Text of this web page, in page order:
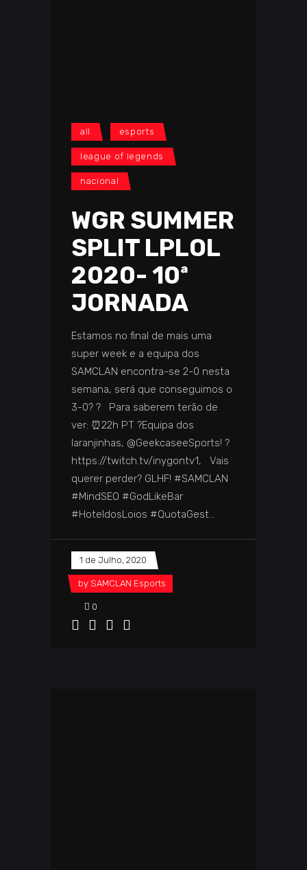
all esports
league of legends
nacional
WGR SUMMER
SPLIT LPLOL
2020- 10ª
JORNADA
Estamos no final de mais uma
super week e a equipa dos
SAMCLAN encontra-se 2-0 nesta
semana, será que conseguimos o
3-0? ? Para saberem terão de
ver: ⏰22h PT ?Equipa dos
laranjinhas, @GeekcaseeSports! ?
https://twitch.tv/inygontv1, Vais
querer perder? GLHF! #SAMCLAN
#MindSEO #GodLikeBar
#HoteldosLoios #QuotaGest
1 de Julho, 2020
by SAMCLAN Esports
0